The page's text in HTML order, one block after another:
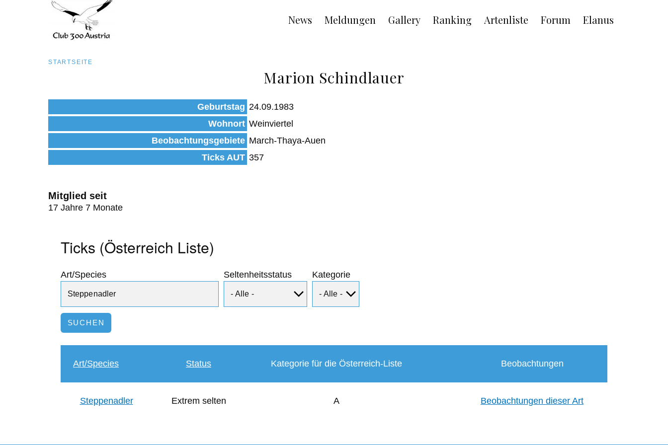
Main
navigation
News Meldungen Gallery Ranking Artenliste Forum Elanus
Pfadnavigation
STARTSEITE
Marion Schindlauer
Geburtstag 24.09.1983
Wohnort Weinviertel
Beobachtungsgebiete March-Thaya-Auen
Ticks AUT 357
Mitglied seit
17 Jahre 7 Monate
Ticks (Österreich Liste)
Art/Species Seltenheitsstatus Kategorie
Art/Species Status Kategorie für die Österreich-Liste Beobachtungen
Steppenadler Extrem selten A Beobachtungen dieser Art